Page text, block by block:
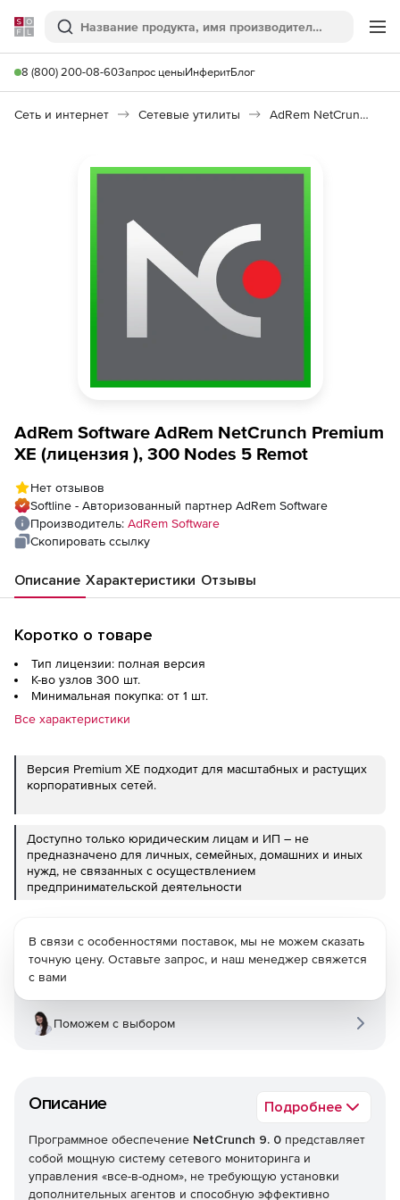
Softline
Поиск
8 (800) 200-08-60Запрос ценыИнферитБлог
Сеть и интернет Сетевые утилиты AdRem NetCrunch 9.x
AdRem Software AdRem NetCrunch Premium
XE (лицензия ), 300 Nodes 5 Remot
Нет отзывов
Softline - Авторизованный партнер AdRem Software
Производитель: AdRem Software
Скопировать ссылку
Описание Характеристики Отзывы
Коротко о товаре
Тип лицензии: полная версия
К-во узлов 300 шт.
Минимальная покупка: от 1 шт.
Все характеристики
Версия Premium XE подходит для масштабных и растущих
корпоративных сетей.
Доступно только юридическим лицам и ИП – не
предназначено для личных, семейных, домашних и иных
нужд, не связанных с осуществлением
предпринимательской деятельности
Описание Подробнее
Программное обеспечение NetCrunch 9. 0 представляет
собой мощную систему сетевого мониторинга и
управления «все-в-одном», не требующую установки
дополнительных агентов и способную эффективно
В связи с особенностями поставок, мы не можем сказать
точную цену. Оставьте запрос, и наш менеджер свяжется
с вами
Поможем с выбором